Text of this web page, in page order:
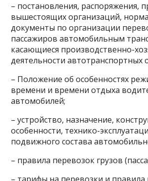
– постановления, распоряжения,
вышестоящих организаций,
документы по организации
пассажиров автомобильным
касающиеся производственно-
деятельности автотранспортных
– Положение об особенностях
времени и времени отдыха
автомобилей;
– устройство, назначение,
особенности, технико-
подвижного состава
– правила перевозок грузов